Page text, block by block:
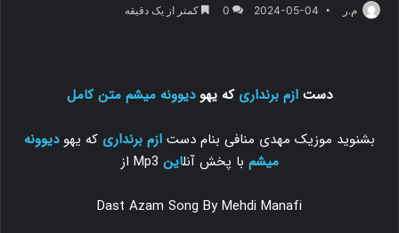
م.ر 2024-05-04
0 کمتر از یک دقیقه
دست ازم برنداری که یهودیوونه میشم متن کامل
بشنوید موزیک مهدی منافی بنام دست ازم برنداری که یهودیوونه
میشم با پخش آنلاین
Dast Azam Song By Mehdi Manafi